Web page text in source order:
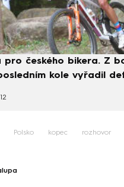
pro českého bikera. Z
kole vyřadil
Polsko kopec rozhovor